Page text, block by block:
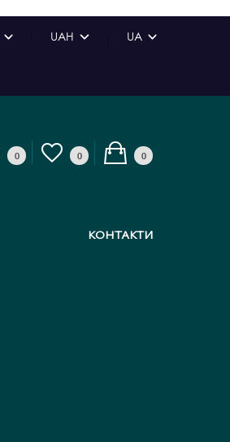
UAH UA
0 0 0
КОНТАКТИ